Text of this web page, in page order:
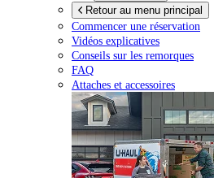
Retour au menu principal
Commencer une réservation
Vidéos explicatives
Conseils sur les remorques
FAQ
Attaches et accessoires